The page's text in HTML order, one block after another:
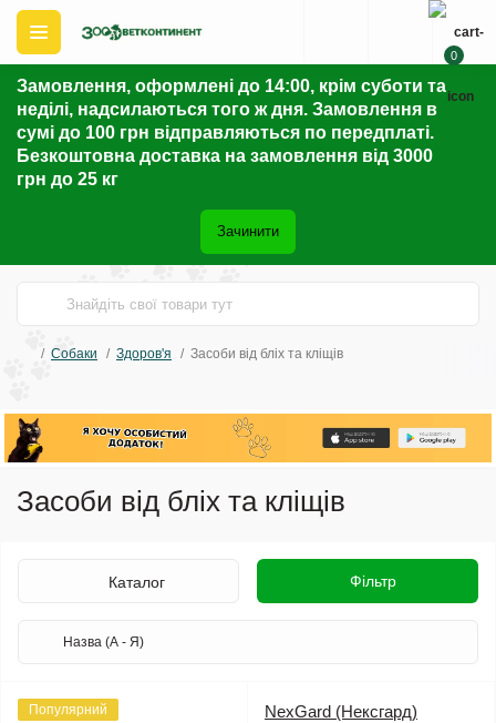
Замовлення, оформлені до 14:00, крім суботи та
неділі, надсилаються того ж дня. Замовлення в
сумі до 100 грн відправляються по передплаті.
Безкоштовна доставка на замовлення від 3000
грн до 25 кг
Зачинити
0
Собаки Здоров'я Засоби від бліх та кліщів
Засоби від бліх та кліщів
Фільтр
Каталог
Популярний
NexGard (Нексгард)